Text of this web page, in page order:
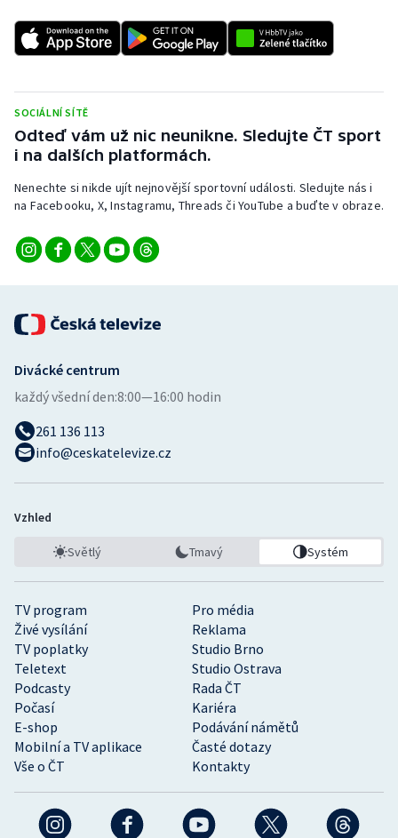
SOCIÁLNÍ SÍTĚ
Odteď vám už nic neunikne. Sledujte ČT sport
i na dalších platformách.
Nenechte si nikde ujít nejnovější sportovní události. Sledujte nás i
na Facebooku, X, Instagramu, Threads či YouTube a buďte v obraze.
TV program
Pro média
Živé vysílání
Reklama
TV poplatky
Studio Brno
Teletext
Studio Ostrava
Podcasty
Rada ČT
Počasí
Kariéra
E-shop
Podávání námětů
Mobilní a TV aplikace
Časté dotazy
Vše o ČT
Kontakty
Divácké centrum
každý všední den:8:00—16:00 hodin
261 136 113
info@ceskatelevize.cz
Vzhled
Světlý Tmavý Systém